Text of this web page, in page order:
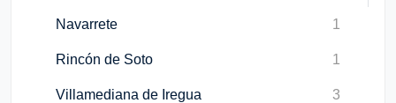
Navarrete 1
Rincón de Soto 1
Villamediana de Iregua 3